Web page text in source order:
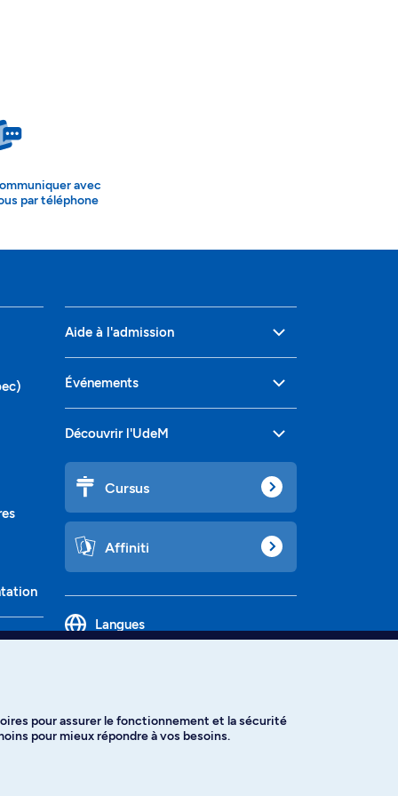
avec
par téléphone
Aide à l'admission
Événements
Découvrir l'UdeM
Cursus
Affiniti
Langues
pour assurer le fonctionnement et la sécurité
pour mieux répondre à vos besoins.